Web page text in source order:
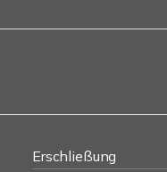
Erschließung